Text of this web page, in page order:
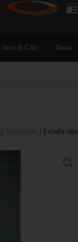
fiera B-CAD News
/ / Estella